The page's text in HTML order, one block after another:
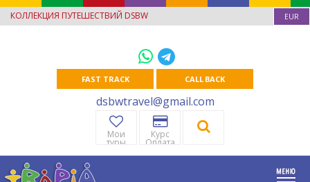
КОЛЛЕКЦИЯ ПУТЕШЕСТВИЙ DSBW EUR
FAST TRACK CALL BACK
dsbwtravel@gmail.com
Мои
туры
Курс
Оплата